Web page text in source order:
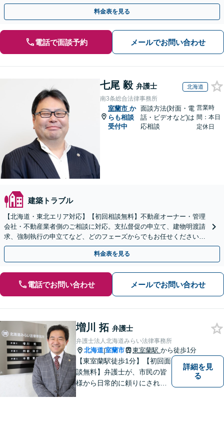
い弁護士が対応します。ＷＥＢ面談可。
料金表を見る
電話で面談予約 メールでお問い合わせ
七尾 毅 弁護士 北海道
南3条総合法律事務所
室蘭市 か
らも相談
受付中
面談方法(対面・電
話・ビデオなど)は
応相談
営業時
間：本日
定休日
建築トラブル
【北海道・東北エリア対応】【初回相談無料】不動産オーナー・管理
会社・不動産業者側のご相談に対応。支払督促の申立て、建物明渡請
求、強制執行の申立てなど、どのフェーズからでもお任せください。
他士業ともワンストップで対応可能【休日・夜間面談OK】
料金表を見る
電話でお問い合わせ メールでお問い合わせ
増川 拓 弁護士
弁護士法人北海道みらい法律事務所
北海道|室蘭市 東室蘭駅 から徒歩1分
【東室蘭駅徒歩1分】【初回面
談無料】弁護士が、市民の皆
様から日常的に頼りにされる
詳細を見
る